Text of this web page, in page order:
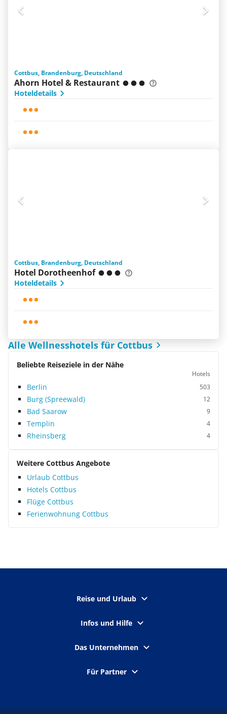
Cottbus, Brandenburg, Deutschland
Ahorn Hotel & Restaurant
Hoteldetails
Cottbus, Brandenburg, Deutschland
Hotel Dorotheenhof
Hoteldetails
Alle Wellnesshotels für Cottbus
Beliebte Reiseziele in der Nähe
Hotels
Berlin 503
Burg (Spreewald) 12
Bad Saarow 9
Templin 4
Rheinsberg 4
Weitere Cottbus Angebote
Urlaub Cottbus
Hotels Cottbus
Flüge Cottbus
Ferienwohnung Cottbus
Reise und Urlaub
Infos und Hilfe
Das Unternehmen
Für Partner